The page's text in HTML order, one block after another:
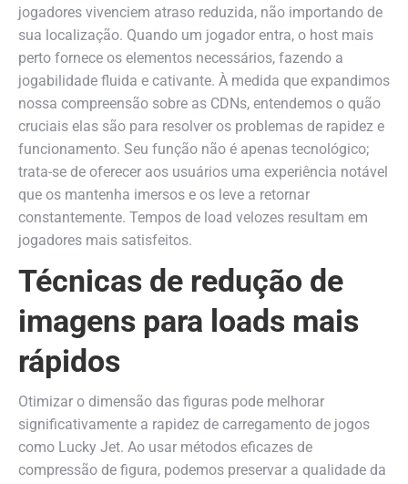
jogadores vivenciem atraso reduzida, não importando de
sua localização. Quando um jogador entra, o host mais
perto fornece os elementos necessários, fazendo a
jogabilidade fluida e cativante. À medida que expandimos
nossa compreensão sobre as CDNs, entendemos o quão
cruciais elas são para resolver os problemas de rapidez e
funcionamento. Seu função não é apenas tecnológico;
trata-se de oferecer aos usuários uma experiência notável
que os mantenha imersos e os leve a retornar
constantemente. Tempos de load velozes resultam em
jogadores mais satisfeitos.
Técnicas de redução de
imagens para loads mais
rápidos
Otimizar o dimensão das figuras pode melhorar
significativamente a rapidez de carregamento de jogos
como Lucky Jet. Ao usar métodos eficazes de
compressão de figura, podemos preservar a qualidade da